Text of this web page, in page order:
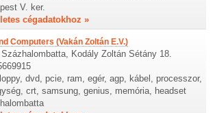
V. ker.
cégadatokhoz »
Computers (Vakán Zoltán E.V.)
Százhalombatta, Kodály Zoltán Sétány 18.
dvd, pcie, ram, egér, agp, kábel, processzor,
crt, samsung, genius, memória, headset